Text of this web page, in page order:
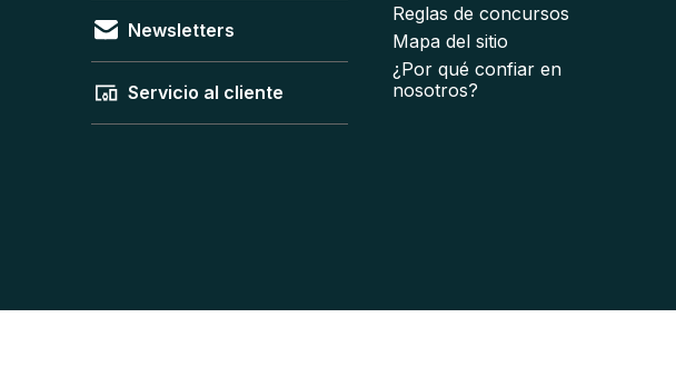
Newsletters
Servicio al cliente
Reglas de concursos
Mapa del sitio
¿Por qué confiar en
nosotros?